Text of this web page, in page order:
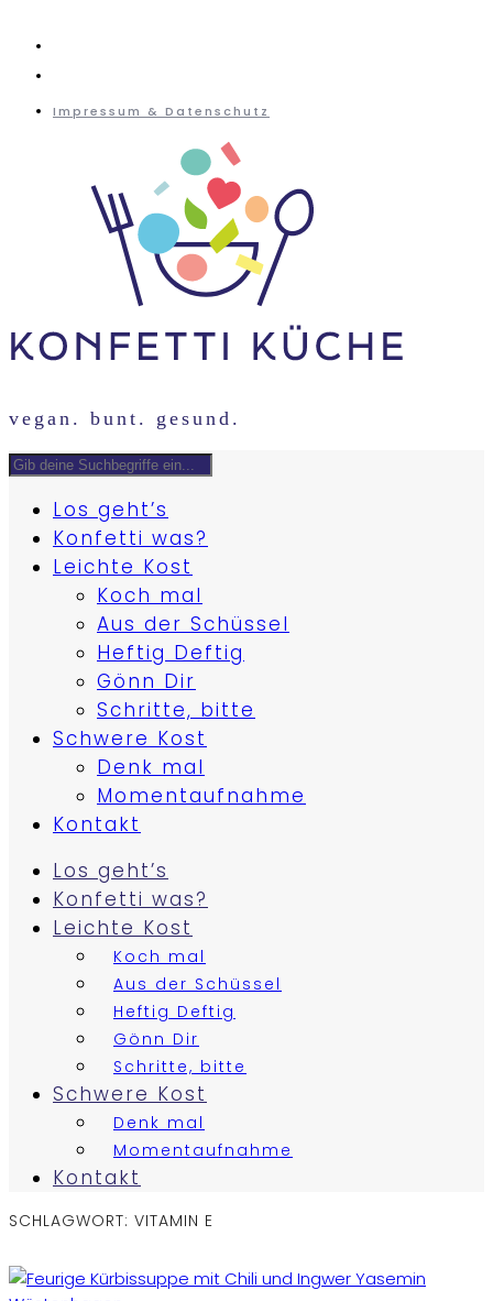
Impressum & Datenschutz
vegan. bunt. gesund.
Los geht’s
Konfetti was?
Leichte Kost
Koch mal
Aus der Schüssel
Heftig Deftig
Gönn Dir
Schritte, bitte
Schwere Kost
Denk mal
Momentaufnahme
Kontakt
Los geht’s
Konfetti was?
Leichte Kost
Koch mal
Aus der Schüssel
Heftig Deftig
Gönn Dir
Schritte, bitte
Schwere Kost
Denk mal
Momentaufnahme
Kontakt
SCHLAGWORT: VITAMIN E